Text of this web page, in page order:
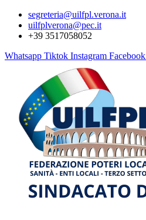
segreteria@uilfpl.verona.it
uilfplverona@pec.it
+39 3517058052
Whatsapp Tiktok Instagram Facebook